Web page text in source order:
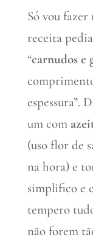
Só vou fazer
receita
“carnudos e
espessura”.
um com
(uso flor de
na hora) e
simplifico e
tempero
não forem